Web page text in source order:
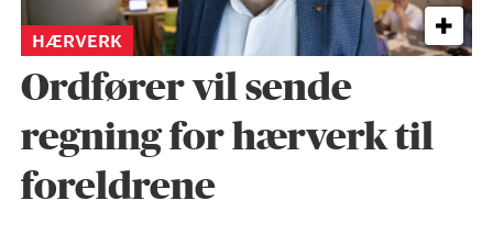
HÆRVERK
Ordfører vil sende
regning for hærverk til
foreldrene